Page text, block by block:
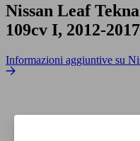
Nissan Leaf
109cv I, 2012-
Informazioni aggiuntive su